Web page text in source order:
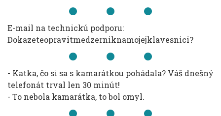
E-mail na technickú podporu:
Dokazeteopravitmedzerniknamojejklavesnici?
- Katka, čo si sa s kamarátkou pohádala? Váš dnešný
telefonát trval len 30 minút!
- To nebola kamarátka, to bol omyl.